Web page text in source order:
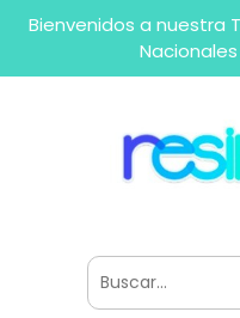
Bienvenidos a nuestra